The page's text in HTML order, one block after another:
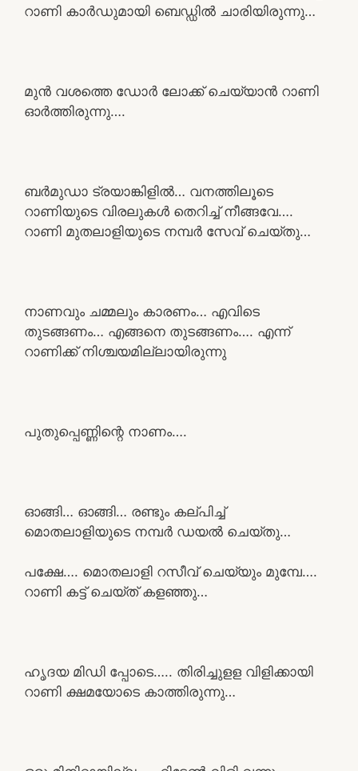
റാണി കാർഡുമായി ബെഡ്ഡിൽ ചാരിയിരുന്നു…
മുൻ വശത്തെ ഡോർ ലോക്ക് ചെയ്യാൻ റാണി
ഓർത്തിരുന്നു….
ബർമുഡാ ട്രയാങ്കിളിൽ… വനത്തിലൂടെ
റാണിയുടെ വിരലുകൾ തെറിച്ച് നീങ്ങവേ….
റാണി മുതലാളിയുടെ നമ്പർ സേവ് ചെയ്തു…
നാണവും ചമ്മലും കാരണം… എവിടെ
തുടങ്ങണം… എങ്ങനെ തുടങ്ങണം…. എന്ന്
റാണിക്ക് നിശ്ചയമില്ലായിരുന്നു
പുതുപ്പെണ്ണിന്റെ നാണം….
ഓങ്ങി… ഓങ്ങി… രണ്ടും കല്പിച്ച്
മൊതലാളിയുടെ നമ്പർ ഡയൽ ചെയ്തു…
പക്ഷേ…. മൊതലാളി റസീവ് ചെയ്യും മുമ്പേ….
റാണി കട്ട് ചെയ്ത് കളഞ്ഞു…
ഹൃദയ മിഡി പ്പോടെ….. തിരിച്ചുളള വിളിക്കായി
റാണി ക്ഷമയോടെ കാത്തിരുന്നു…